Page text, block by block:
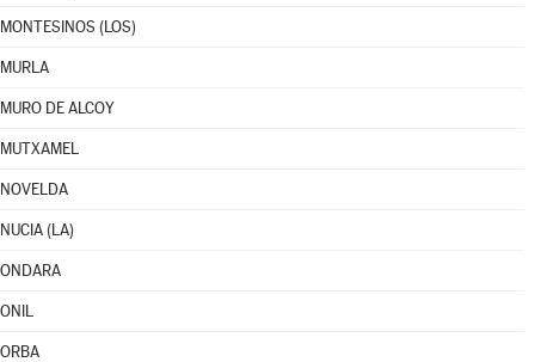
MONTESINOS (LOS)
MURLA
MURO DE ALCOY
MUTXAMEL
NOVELDA
NUCIA (LA)
ONDARA
ONIL
ORBA